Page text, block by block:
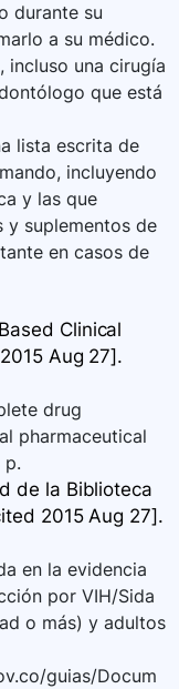
durante su
a su médico.
incluso una cirugía
que está
lista escrita de
incluyendo
y las que
y suplementos de
en casos de
Clinical
Aug 27].
drug
pharmaceutical
p.
de la Biblioteca
2015 Aug 27].
en la evidencia
por VIH/Sida
o más) y adultos
guias/Docum